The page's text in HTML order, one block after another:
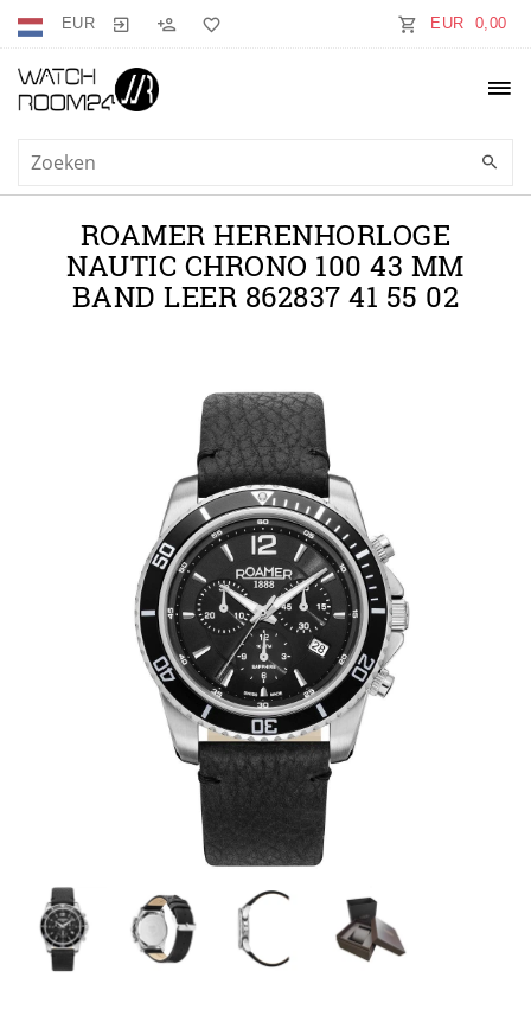
EUR EUR 0,00
ROAMER HERENHORLOGE
NAUTIC CHRONO 100 43 MM
BAND LEER 862837 41 55 02